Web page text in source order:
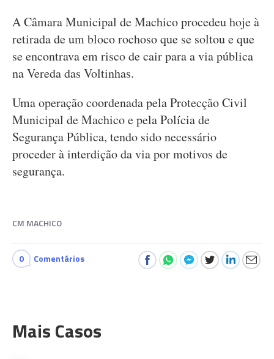
A Câmara Municipal de Machico procedeu hoje à
retirada de um bloco rochoso que se soltou e que
se encontrava em risco de cair para a via pública
na Vereda das Voltinhas.
Uma operação coordenada pela Protecção Civil
Municipal de Machico e pela Polícia de
Segurança Pública, tendo sido necessário
proceder à interdição da via por motivos de
segurança.
CM MACHICO
0 Comentários
Mais Casos